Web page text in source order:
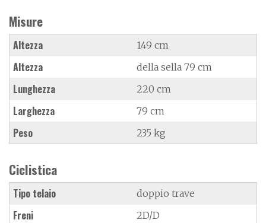
Misure
Altezza 149 cm
Altezza della sella 79 cm
Lunghezza 220 cm
Larghezza 79 cm
Peso 235 kg
Ciclistica
Tipo telaio doppio trave
Freni 2D/D